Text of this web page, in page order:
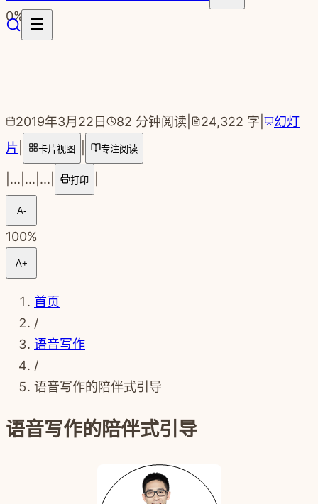
跳转到主要内容
0%
2019年3月22日 82 分钟阅读 24,322 字
幻灯
片
卡片视图 专注阅读
... ... ... 打印
A-
100%
A+
首页
/
语音写作
/
语音写作的陪伴式引导
语音写作的陪伴式引导